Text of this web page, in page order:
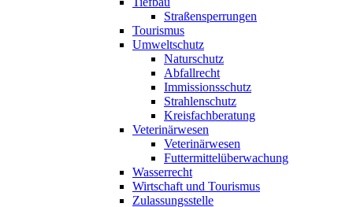
Straßensperrungen
Tourismus
Umweltschutz
Naturschutz
Abfallrecht
Immissionsschutz
Strahlenschutz
Kreisfachberatung
Veterinärwesen
Veterinärwesen
Futtermittelüberwachung
Wasserrecht
Wirtschaft und Tourismus
Zulassungsstelle